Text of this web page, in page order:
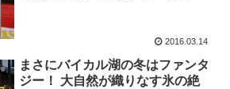
2016.03.14
まさにバイカル湖の冬はファンタ
ジー！ 大自然が織りなす氷の絶